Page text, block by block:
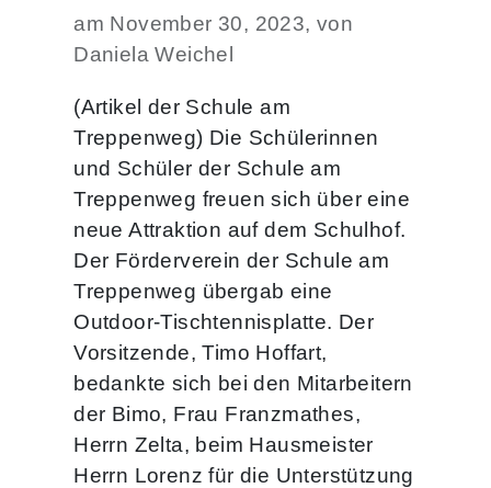
am November 30, 2023, von
Daniela Weichel
(Artikel der Schule am
Treppenweg) Die Schülerinnen
und Schüler der Schule am
Treppenweg freuen sich über eine
neue Attraktion auf dem Schulhof.
Der Förderverein der Schule am
Treppenweg übergab eine
Outdoor-Tischtennisplatte. Der
Vorsitzende, Timo Hoffart,
bedankte sich bei den Mitarbeitern
der Bimo, Frau Franzmathes,
Herrn Zelta, beim Hausmeister
Herrn Lorenz für die Unterstützung